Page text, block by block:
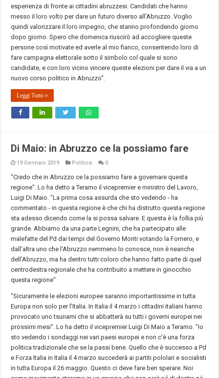
esperienza di fronte ai cittadini abruzzesi. Candidati che hanno
messo il loro volto per dare un futuro diverso all'Abruzzo. Voglio
quindi valorizzare il loro impegno, che stanno profondendo giorno
dopo giorno. Spero che domenica riuscirò ad accogliere queste
persone così motivate ed averle al mio fianco, consentendo loro di
fare campagna elettorale sotto il simbolo col quale si sono
candidate, e con loro vicino vincere queste elezioni per dare il via a un
nuovo corso politico in Abruzzo".
Leggi Tutto »
Di Maio: in Abruzzo ce la possiamo fare
19 Gennaio 2019 Politica 0
"Credo che in Abruzzo ce la possiamo fare a governare questa
regione". Lo ha detto a Teramo il vicepremier e ministro del Lavoro,
Luigi Di Maio. "La prima cosa assurda che sto vedendo - ha
commentato - in questa regione è che chi ha distrutto questa regione
sta adesso dicendo come la si possa salvare. E questa è la follia più
grande. Abbiamo da una parte Legnini, che ha partecipato alle
malefatte del Pd dai tempi del Governo Monti votando la Fornero, e
dall'altra uno che l'Abruzzo nemmeno lo conosce, non è neanche
dell'Abruzzo, ma ha dentro tutti coloro che hanno fatto parte di quel
centrodestra regionale che ha contribuito a mettere in ginocchio
questa regione"
"Sicuramente le elezioni europee saranno importantissime in tutta
Europa non solo per l'Italia. In Italia il 4 marzo i cittadini italiani hanno
provocato uno tsunami che si abbatterà su tutti i governi europei nei
prossimi mesi". Lo ha detto il vicepremier Luigi Di Maio a Teramo. "Io
sto vedendo i sondaggi nei vari paesi europei e non c'è una forza
politica tradizionale che se la passi bene. Quello che è successo a Pd
e Forza Italia in Italia il 4 marzo succederà ai partiti pololari e socialisti
in tutta Europa il 26 maggio. Questo ci deve fare ben sperare. Noi